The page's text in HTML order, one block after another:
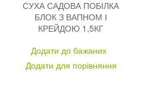
СУХА САДОВА ПОБІЛКА
БЛОК З ВАПНОМ І
КРЕЙДОЮ 1,5КГ
Додати до бажаних
Додати для порівняння